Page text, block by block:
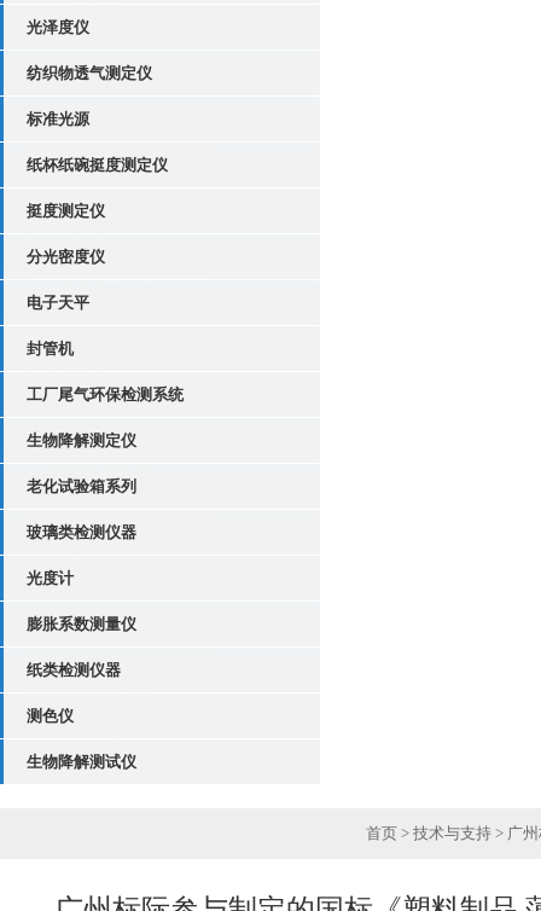
光泽度仪
纺织物透气测定仪
标准光源
纸杯纸碗挺度测定仪
挺度测定仪
分光密度仪
电子天平
封管机
工厂尾气环保检测系统
生物降解测定仪
老化试验箱系列
玻璃类检测仪器
光度计
膨胀系数测量仪
纸类检测仪器
测色仪
生物降解测试仪
首页 > 技术与支持 > 广